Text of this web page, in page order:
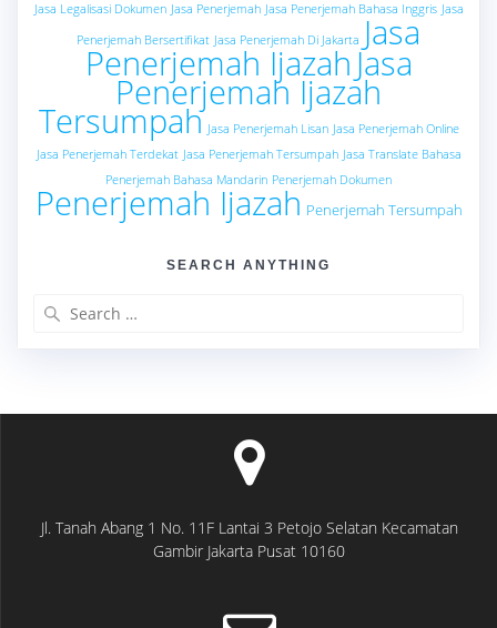
Jasa Legalisasi Dokumen Jasa Penerjemah Jasa Penerjemah Bahasa Inggris Jasa
Penerjemah Bersertifikat Jasa Penerjemah Di Jakarta Jasa
Penerjemah Ijazah Jasa
Penerjemah Ijazah
Tersumpah Jasa Penerjemah Lisan Jasa Penerjemah Online
Jasa Penerjemah Terdekat Jasa Penerjemah Tersumpah Jasa Translate Bahasa
Penerjemah Bahasa Mandarin Penerjemah Dokumen
Penerjemah Ijazah Penerjemah Tersumpah
SEARCH ANYTHING
Jl. Tanah Abang 1 No. 11F Lantai 3 Petojo Selatan Kecamatan
Gambir Jakarta Pusat 10160